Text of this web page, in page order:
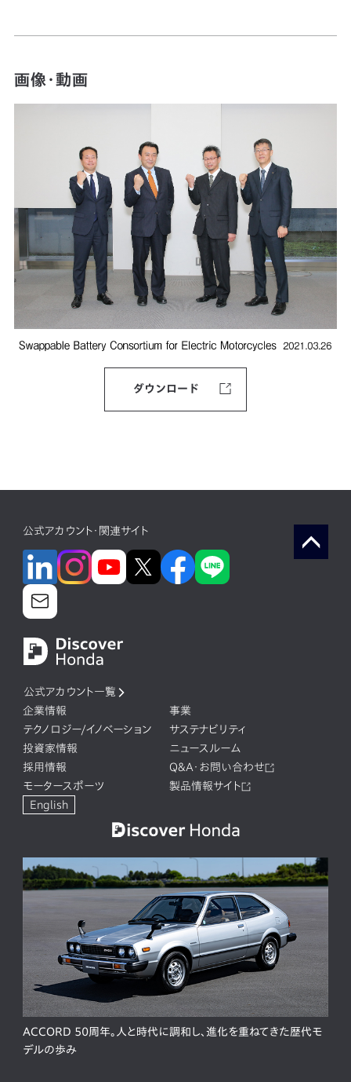
画像・動画
ダウンロード
公式アカウント・関連サイト
公式アカウント一覧
企業情報
事業
テクノロジー/イノベーション
サステナビリティ
投資家情報
ニュースルーム
採用情報
Q&A・お問い合わせ
モータースポーツ
製品情報サイト
English
ACCORD 50周年。人と時代に調和し、進化を重ねてきた歴代モ
デルの歩み